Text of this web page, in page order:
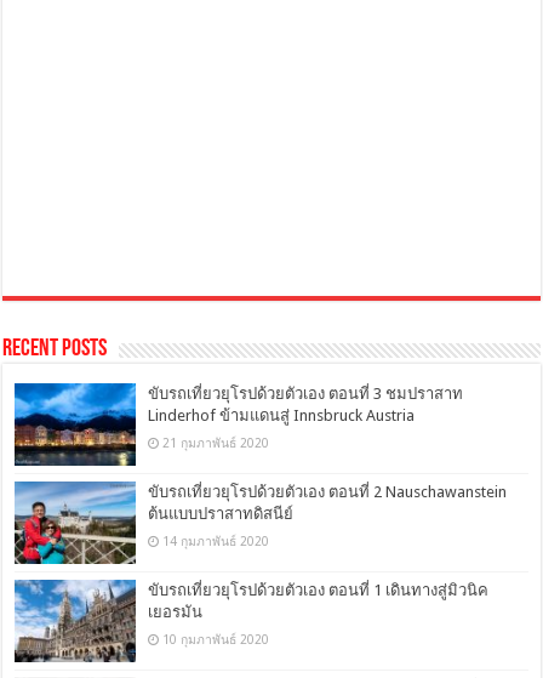
Recent Posts
ขับรถเที่ยวยุโรปด้วยตัวเอง ตอนที่ 3 ชมปราสาท
Linderhof ข้ามแดนสู่ Innsbruck Austria
21 กุมภาพันธ์ 2020
ขับรถเที่ยวยุโรปด้วยตัวเอง ตอนที่ 2 Nauschawanstein
ต้นแบบปราสาทดิสนีย์
14 กุมภาพันธ์ 2020
ขับรถเที่ยวยุโรปด้วยตัวเอง ตอนที่ 1 เดินทางสู่มิวนิค
เยอรมัน
10 กุมภาพันธ์ 2020